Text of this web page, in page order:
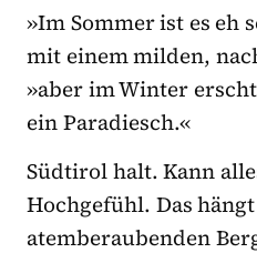
»Im Sommer ist es eh
mit einem milden,
»aber im Winter
ein Paradiesch.«
Südtirol halt. Kann
Hochgefühl. Das
atemberaubenden